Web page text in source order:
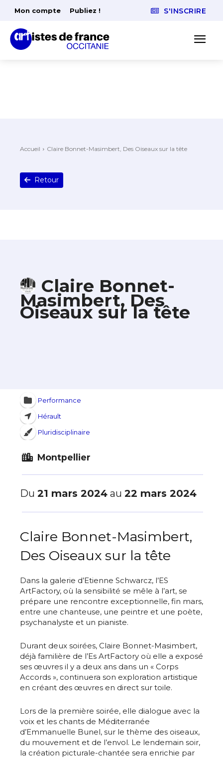
Mon compte Publiez ! S'INSCRIRE
Accueil Claire Bonnet-Masimbert, Des Oiseaux sur la tête
Retour
Claire Bonnet-
Masimbert, Des
Oiseaux sur la tête
Performance
Hérault
Pluridisciplinaire
Montpellier
Du 21 mars 2024 au 22 mars 2024
Claire Bonnet-Masimbert,
Des Oiseaux sur la tête
Dans la galerie d’Etienne Schwarcz, l’ES
ArtFactory, où la sensibilité se mêle à l’art, se
prépare une rencontre exceptionnelle, fin mars,
entre une chanteuse, une peintre et une poète,
psychanalyste et un pianiste.
Durant deux soirées, Claire Bonnet-Masimbert,
déjà familière de l’Es ArtFactory où elle a exposé
ses œuvres il y a deux ans dans un « Corps
Accords », continuera son exploration artistique
en créant des œuvres en direct sur toile.
Lors de la première soirée, elle dialogue avec la
voix et les chants de Méditerranée
d’Emmanuelle Bunel, sur le thème des oiseaux,
du mouvement et de l’envol. Le lendemain soir,
la création picturale-chantée sera enrichie par